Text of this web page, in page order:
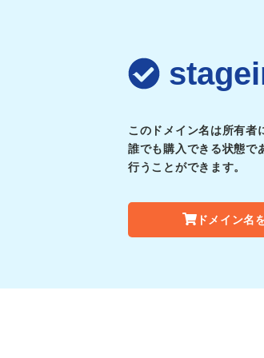
このドメイン名は所有者
誰でも購入できる状態で
行うことができます。
ドメイン名